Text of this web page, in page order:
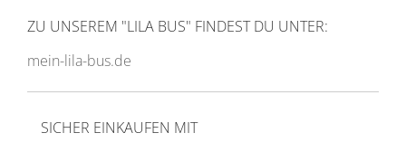
ZU UNSEREM "LILA BUS" FINDEST DU UNTER:
mein-lila-bus.de
SICHER EINKAUFEN MIT